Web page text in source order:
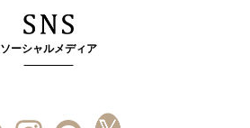
ソーシャルメディア